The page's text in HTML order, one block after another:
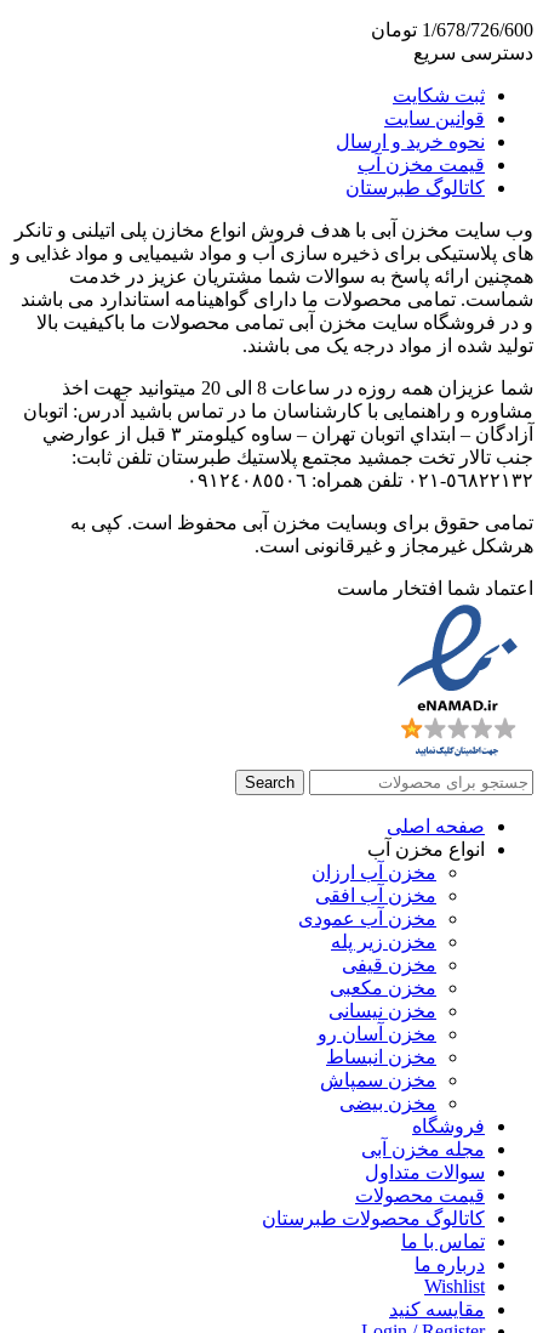
1/678/726/600 تومان
دسترسی سریع
ثبت شکایت
قوانین سایت
نحوه خرید و ارسال
قیمت مخزن آب
کاتالوگ طبرستان
وب سایت مخزن آبی با هدف فروش انواع مخازن پلی اتیلنی و تانکر
های پلاستیکی برای ذخیره سازی آب و مواد شیمیایی و مواد غذایی و
همچنین ارائه پاسخ به سوالات شما مشتریان عزیز در خدمت
شماست. تمامی محصولات ما دارای گواهینامه استاندارد می باشند
و در فروشگاه سایت مخزن آبی تمامی محصولات ما باکیفیت بالا
تولید شده از مواد درجه یک می باشند.
شما عزیزان همه روزه در ساعات 8 الی 20 میتوانید جهت اخذ
مشاوره و راهنمایی با کارشناسان ما در تماس باشید آدرس: اتوبان
آزادگان – ابتداي اتوبان تهران – ساوه كيلومتر ٣ قبل از عوارضي
جنب تالار تخت جمشيد مجتمع پلاستيك طبرستان تلفن ثابت:
٥٦٨٢٢١٣٢-٠٢۱ تلفن همراه: ٠٩١٢٤٠٨٥٥٠٦
تمامی حقوق برای وبسایت مخزن آبی محفوظ است. کپی به
هرشکل غیرمجاز و غیرقانونی است.
اعتماد شما افتخار ماست
Search
صفحه اصلی
انواع مخزن آب
مخزن آب ارزان
مخزن آب افقی
مخزن آب عمودی
مخزن زیر پله
مخزن قیفی
مخزن مکعبی
مخزن نیسانی
مخزن آسان رو
مخزن انبساط
مخزن سمپاش
مخزن بیضی
فروشگاه
مجله مخزن آبی
سوالات متداول
قیمت محصولات
کاتالوگ محصولات طبرستان
تماس با ما
درباره ما
Wishlist
مقایسه کنید